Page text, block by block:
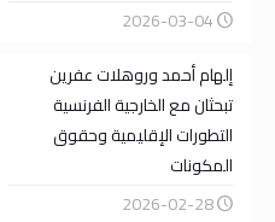
2026-03-04
إلهام أحمد وروهلات عفرين
تبحثان مع الخارجية الفرنسية
التطورات الإقليمية وحقوق
المكونات
2026-02-28